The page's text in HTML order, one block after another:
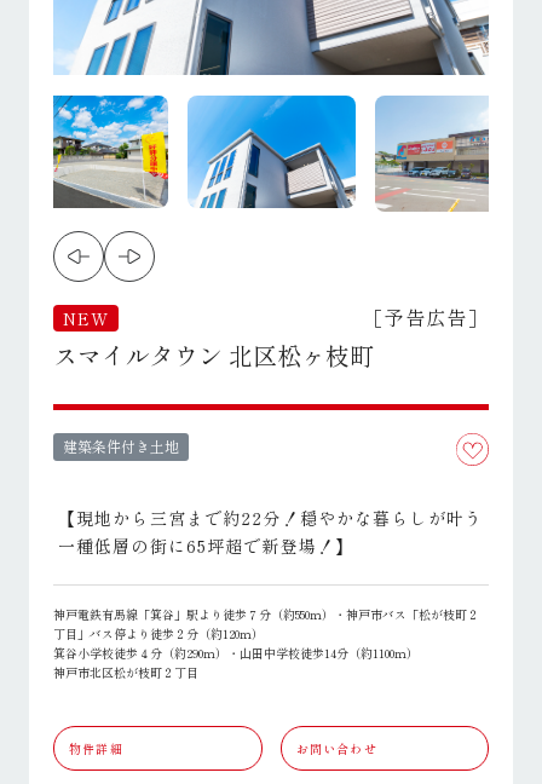
NEW ［予告広告］
スマイルタウン 北区松ヶ枝町
建築条件付き土地
【現地から三宮まで約22分！穏やかな暮らしが叶う
一種低層の街に65坪超で新登場！】
神戸電鉄有馬線「箕谷」駅より徒歩７分（約550ｍ）・神戸市バス「松が枝町２
丁目」バス停より徒歩２分（約120ｍ）
箕谷小学校徒歩４分（約290ｍ）・山田中学校徒歩14分（約1100ｍ）
神戸市北区松が枝町２丁目
物件詳細 お問い合わせ